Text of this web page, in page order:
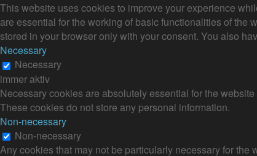
This website uses cookies to improve your experience
are essential for the working of basic functionalities of
stored in your browser only with your consent. You also
Necessary
Necessary
immer aktiv
Necessary cookies are absolutely essential for the
These cookies do not store any personal information.
Non-necessary
Non-necessary
Any cookies that may not be particularly necessary for